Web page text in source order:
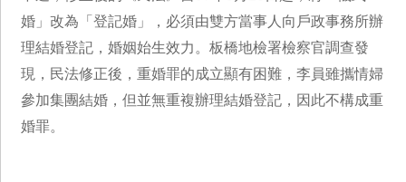
婚」改為「登記婚」，必須由雙方當事人向戶政事務所辦
理結婚登記，婚姻始生效力。板橋地檢署檢察官調查發
現，民法修正後，重婚罪的成立顯有困難，李員雖攜情婦
參加集團結婚，但並無重複辦理結婚登記，因此不構成重
婚罪。